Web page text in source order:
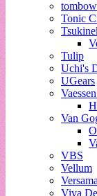
tombow
Tonic
Tulip
Uchi's
UGears
Van
VBS
Vellum
Viva